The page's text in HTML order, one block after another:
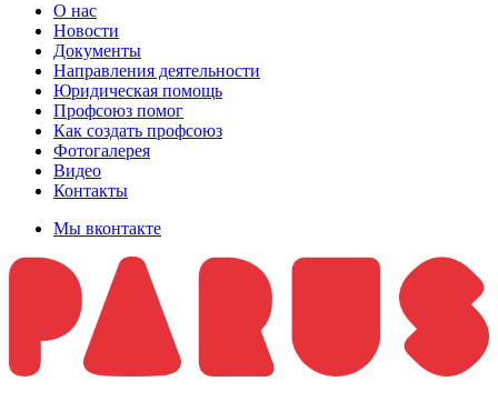
О нас
Новости
Документы
Направления деятельности
Юридическая помощь
Профсоюз помог
Как создать профсоюз
Фотогалерея
Видео
Контакты
Мы вконтакте